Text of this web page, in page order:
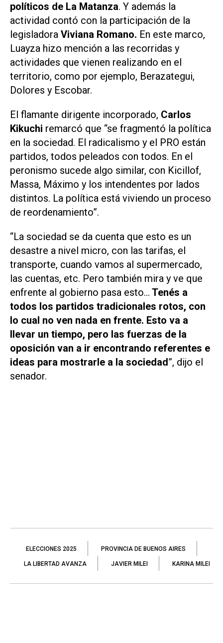
políticos de La Matanza. Y además la
actividad contó con la participación de la
legisladora Viviana Romano. En este marco,
Luayza hizo mención a las recorridas y
actividades que vienen realizando en el
territorio, como por ejemplo, Berazategui,
Dolores y Escobar.
El flamante dirigente incorporado, Carlos
Kikuchi remarcó que “se fragmentó la política
en la sociedad. El radicalismo y el PRO están
partidos, todos peleados con todos. En el
peronismo sucede algo similar, con Kicillof,
Massa, Máximo y los intendentes por lados
distintos. La política está viviendo un proceso
de reordenamiento”.
“La sociedad se da cuenta que esto es un
desastre a nivel micro, con las tarifas, el
transporte, cuando vamos al supermercado,
las cuentas, etc. Pero también mira y ve que
enfrente al gobierno pasa esto... Tenés a
todos los partidos tradicionales rotos, con
lo cual no ven nada en frente. Esto va a
llevar un tiempo, pero las fuerzas de la
oposición van a ir encontrando referentes e
ideas para mostrarle a la sociedad”, dijo el
senador.
ELECCIONES 2025 PROVINCIA DE BUENOS AIRES
LA LIBERTAD AVANZA JAVIER MILEI KARINA MILEI